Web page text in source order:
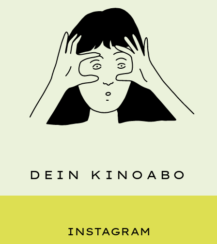
DEIN KINOABO
INSTAGRAM